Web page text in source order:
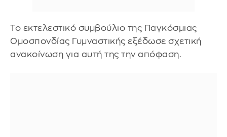
Το εκτελεστικό συμβούλιο της Παγκόσμιας
Ομοσπονδίας Γυμναστικής εξέδωσε σχετική
ανακοίνωση για αυτή της την απόφαση.